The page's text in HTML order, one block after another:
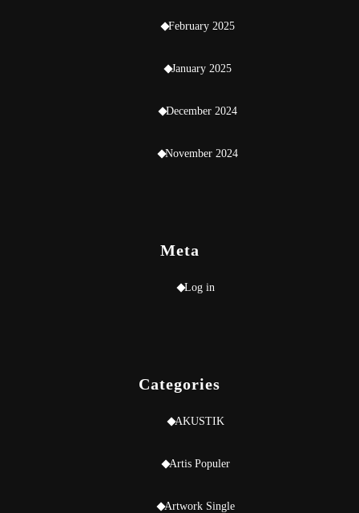
February 2025
January 2025
December 2024
November 2024
Meta
Log in
Categories
AKUSTIK
Artis Populer
Artwork Single